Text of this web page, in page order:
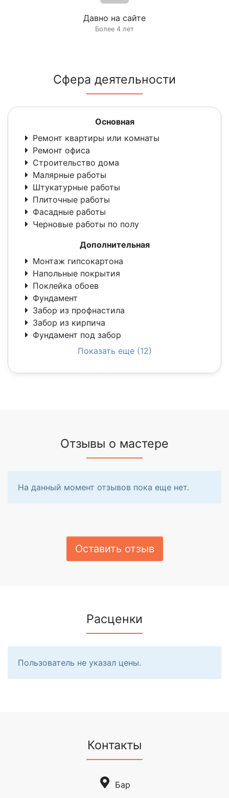
Давно на сайте
Более 4 лет
Сфера деятельности
Основная
Ремонт квартиры или комнаты
Ремонт офиса
Строительство дома
Малярные работы
Штукатурные работы
Плиточные работы
Фасадные работы
Черновые работы по полу
Дополнительная
Монтаж гипсокартона
Напольные покрытия
Поклейка обоев
Фундамент
Забор из профнастила
Забор из кирпича
Фундамент под забор
Показать еще (12)
Отзывы о мастере
На данный момент отзывов пока еще нет.
Оставить отзыв
Расценки
Пользователь не указал цены.
Контакты
Бар